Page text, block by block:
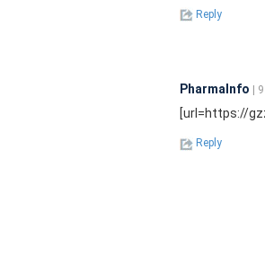
Reply
PharmaInfo |
[url=https://
Reply